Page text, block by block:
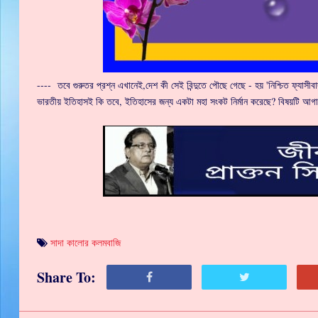
---- তবে গুরুতর প্রশ্ন এখানেই,দেশ কী সেই বিন্দুতে পৌছে গেছে - হয় 'নিশ্চিত
ভারতীয় ইতিহাসই কি তবে, ইতিহাসের জন্য একটা মহা সংকট নির্মান করেছে? বিষয়টি
সাদা কালোর কলমবাজি
Share To: